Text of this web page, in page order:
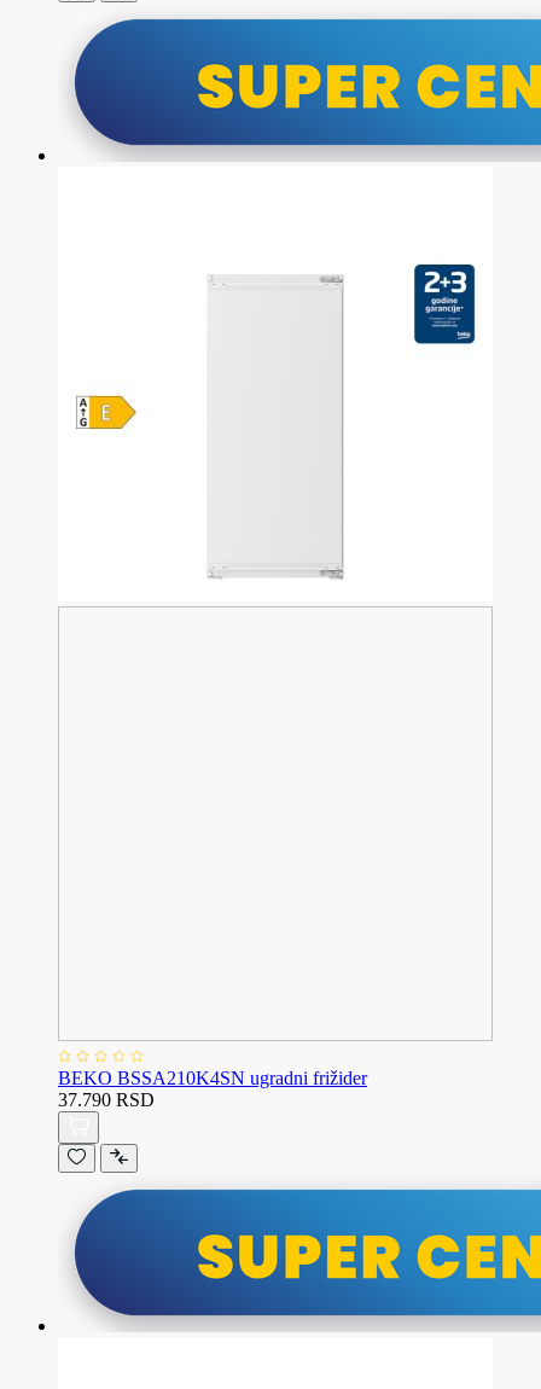
BEKO BSSA210K4SN ugradni frižider
37.790 RSD